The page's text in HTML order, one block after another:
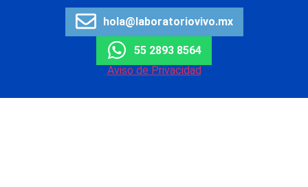
hola@laboratoriovivo.mx
55 2893 8564
Aviso de Privacidad